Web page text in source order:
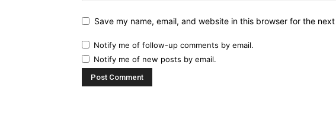
Save my name, email, and website in this browser for the
Notify me of follow-up comments by email.
Notify me of new posts by email.